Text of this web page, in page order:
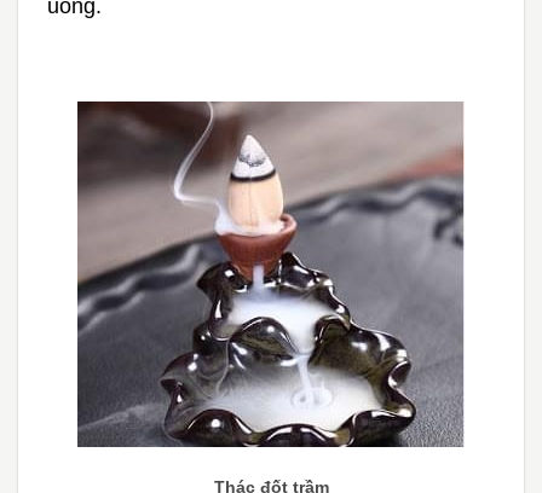
uống.
Thác đốt trầm